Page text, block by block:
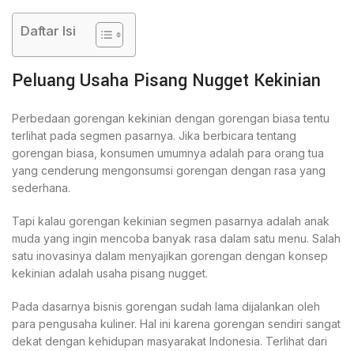
Daftar Isi
Peluang Usaha Pisang Nugget Kekinian
Perbedaan gorengan kekinian dengan gorengan biasa tentu
terlihat pada segmen pasarnya. Jika berbicara tentang
gorengan biasa, konsumen umumnya adalah para orang tua
yang cenderung mengonsumsi gorengan dengan rasa yang
sederhana.
Tapi kalau gorengan kekinian segmen pasarnya adalah anak
muda yang ingin mencoba banyak rasa dalam satu menu. Salah
satu inovasinya dalam menyajikan gorengan dengan konsep
kekinian adalah usaha pisang nugget.
Pada dasarnya bisnis gorengan sudah lama dijalankan oleh
para pengusaha kuliner. Hal ini karena gorengan sendiri sangat
dekat dengan kehidupan masyarakat Indonesia. Terlihat dari